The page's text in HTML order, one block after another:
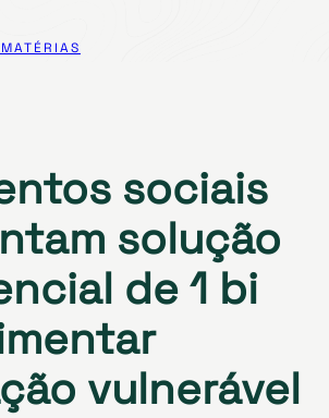
sociais
solução
de 1 bi
vulnerável